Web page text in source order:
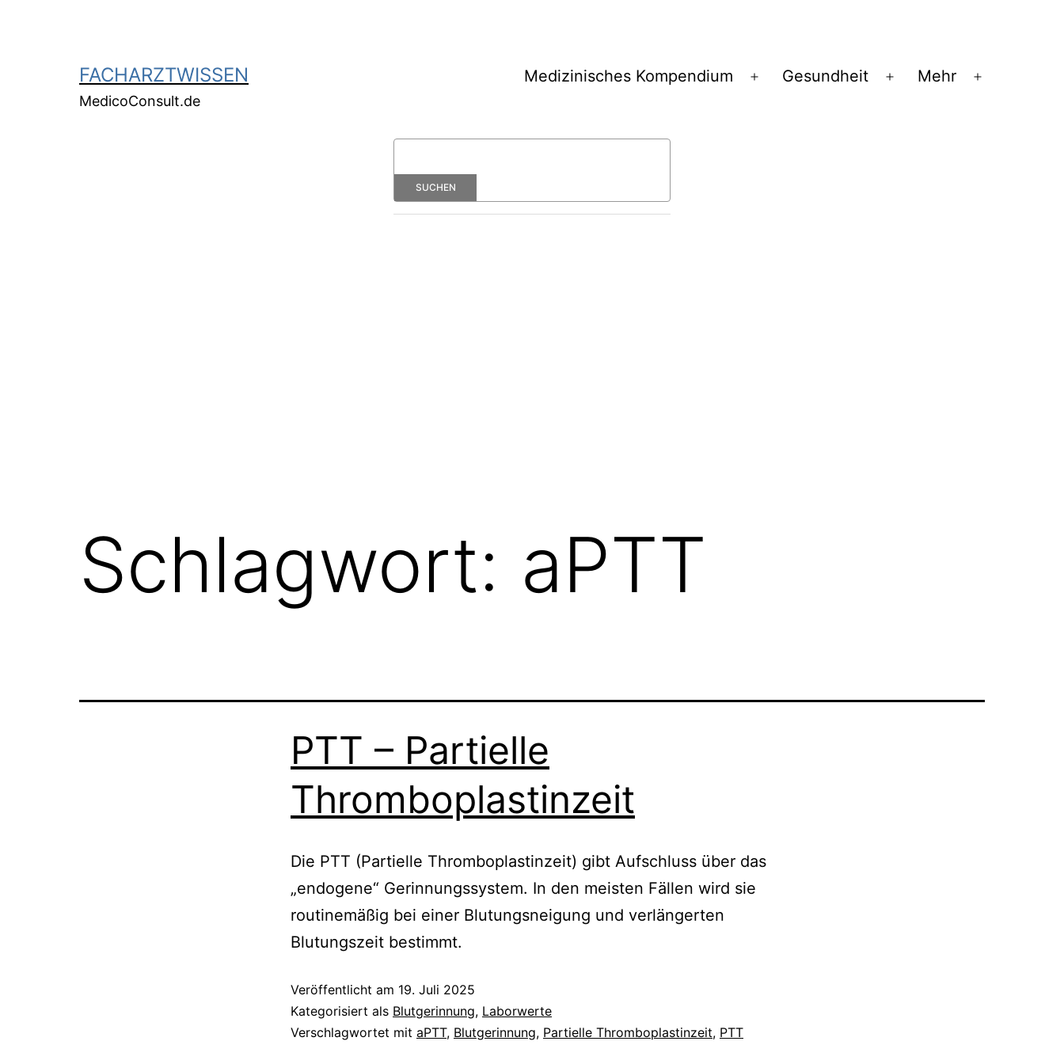
FACHARZTWISSEN
MedicoConsult.de
Medizinisches Kompendium
Menü
Gesundheit
Menü
Mehr
Schlagwort: aPTT
PTT – Partielle
Thromboplastinzeit
Die PTT (Partielle Thromboplastinzeit) gibt Aufschluss über das
„endogene“ Gerinnungssystem. In den meisten Fällen wird sie
routinemäßig bei einer Blutungsneigung und verlängerten
Blutungszeit bestimmt.
Veröffentlicht am 19. Juli 2025
Kategorisiert als Blutgerinnung, Laborwerte
Verschlagwortet mit aPTT, Blutgerinnung, Partielle Thromboplastinzeit, PTT